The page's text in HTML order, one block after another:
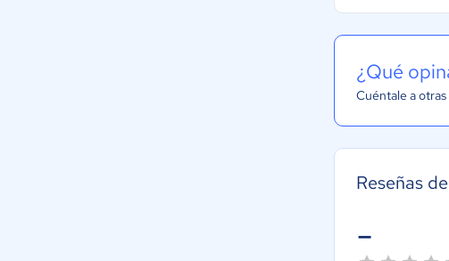
¿Qué
Cuéntale a
Reseñas
-